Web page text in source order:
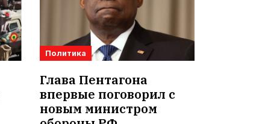
Политика
Глава Пентагона
впервые поговорил с
новым министром